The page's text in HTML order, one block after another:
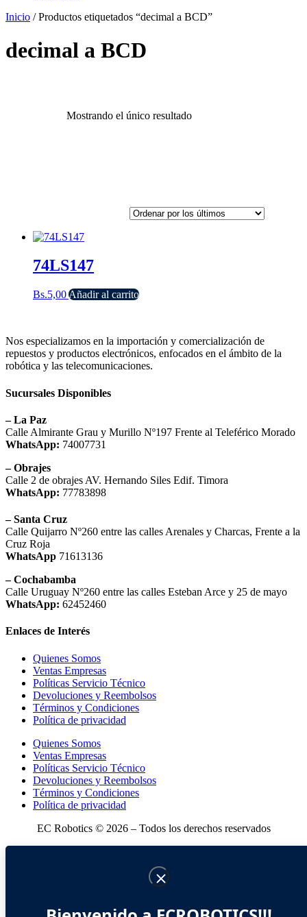
Inicio / Productos etiquetados “decimal a BCD”
decimal a BCD
Mostrando el único resultado
74LS147
Bs.5,00Añadir al carrito
Nos especializamos en la importación y comercialización de
repuestos y productos electrónicos, enfocados en el ámbito de la
robótica y las telecomunicaciones.
Sucursales Disponibles
– La Paz
Calle Almirante Grau y Murillo Nº197 Frente al Teleférico Morado
WhatsApp: 74007731
– Obrajes
Calle 2 de obrajes AV. Hernando Siles Edif. Timora
WhatsApp: 77783898
– Santa Cruz
Calle Quijarro Nº260 entre las calles Arenales y Charcas, Frente a la
Cruz Roja
WhatsApp 71613136
– Cochabamba
Calle Uruguay Nº260 entre las calles Esteban Arce y 25 de mayo
WhatsApp: 62452460
Enlaces de Interés
Quienes Somos
Ventas Empresas
Políticas Servicio Técnico
Devoluciones y Reembolsos
Términos y Condiciones
Política de privacidad
Quienes Somos
Ventas Empresas
Políticas Servicio Técnico
Devoluciones y Reembolsos
Términos y Condiciones
Política de privacidad
EC Robotics © 2026 – Todos los derechos reservados